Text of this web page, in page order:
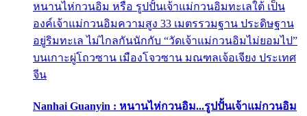
หนานไห่กวนอิม หรือ รูปปั้นเจ้าแม่กวนอิมทะเลใต้ เป็น
องค์เจ้าแม่กวนอิมความสูง 33 เมตรรวมฐาน ประดิษฐาน
อยู่ริมทะเล ไม่ไกลกันนักกับ “วัดเจ้าแม่กวนอิมไม่ยอมไป”
บนเกาะผู่โถวซาน เมืองโจวซาน มณฑลเจ้อเจียง ประเทศ
จีน
Nanhai Guanyin : หนานไห่กวนอิม...รูปปั้นเจ้าแม่กวนอิม